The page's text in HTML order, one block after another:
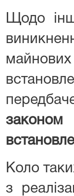
Щодо
Коло
з